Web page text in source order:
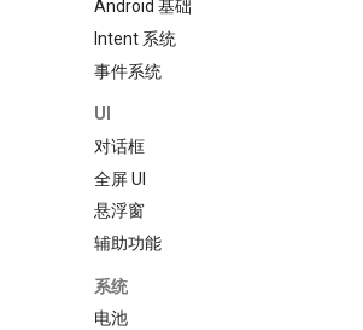
Android 基础
Intent 系统
事件系统
UI
对话框
全屏 UI
悬浮窗
辅助功能
系统
电池